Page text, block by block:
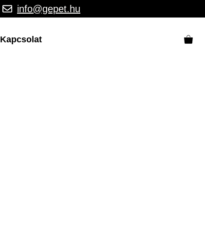
info@gepet.hu
Kapcsolat